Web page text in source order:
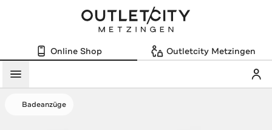
Online Shop Outletcity Metzingen
Menü
Badeanzüge